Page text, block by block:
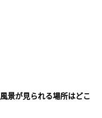
景が見られる場所はどこ